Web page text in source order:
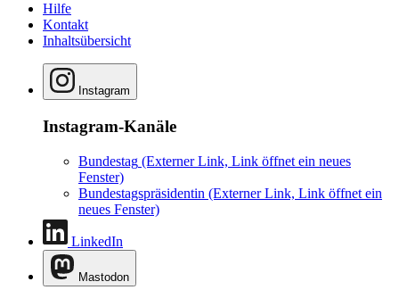
Hilfe
Kontakt
Inhaltsübersicht
Instagram
Instagram-Kanäle
Bundestag (Externer Link, Link öffnet ein neues
Fenster)
Bundestagspräsidentin (Externer Link, Link öffnet ein
neues Fenster)
LinkedIn
Mastodon